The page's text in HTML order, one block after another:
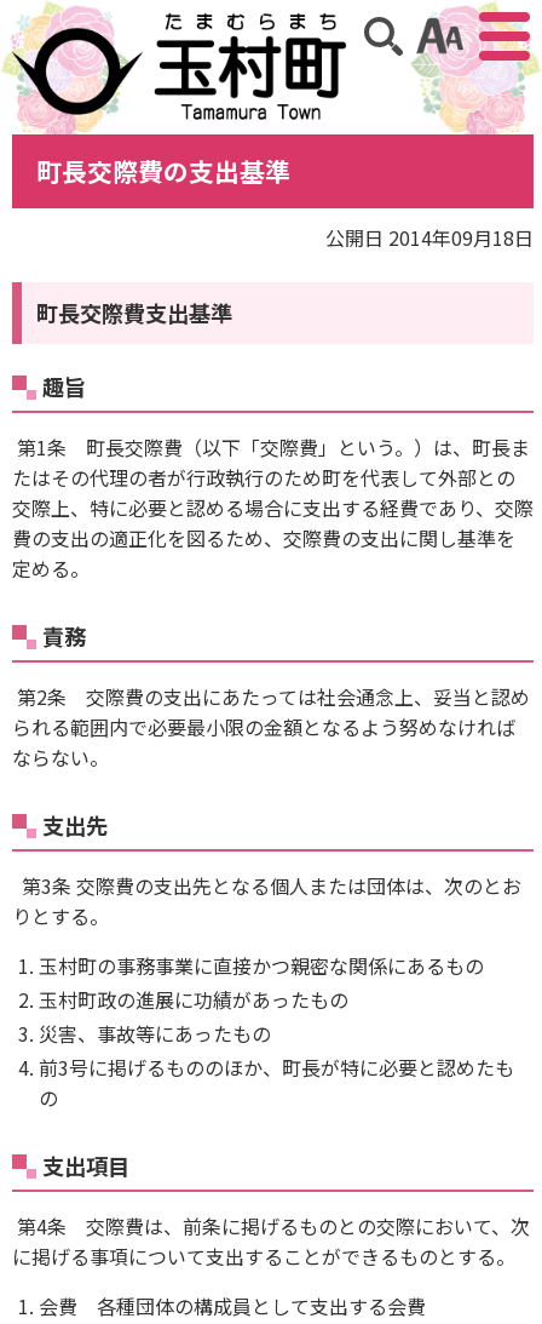
アクセ
サイト内検索
町長交際費の支出基準
公開日 2014年09月18日
町長交際費支出基準
趣旨
第1条 町長交際費（以下「交際費」という。）は、町長ま
たはその代理の者が行政執行のため町を代表して外部との
交際上、特に必要と認める場合に支出する経費であり、交際
費の支出の適正化を図るため、交際費の支出に関し基準を
定める。
責務
第2条 交際費の支出にあたっては社会通念上、妥当と認め
られる範囲内で必要最小限の金額となるよう努めなければ
ならない。
支出先
第3条 交際費の支出先となる個人または団体は、次のとお
りとする。
玉村町の事務事業に直接かつ親密な関係にあるもの
玉村町政の進展に功績があったもの
災害、事故等にあったもの
前3号に掲げるもののほか、町長が特に必要と認めたも
の
支出項目
第4条 交際費は、前条に掲げるものとの交際において、次
に掲げる事項について支出することができるものとする。
会費 各種団体の構成員として支出する会費